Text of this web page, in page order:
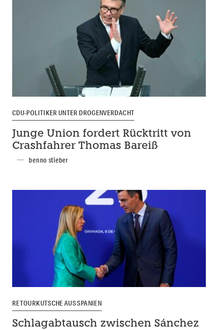
CDU-POLITIKER UNTER DROGENVERDACHT
Junge Union fordert Rücktritt von
Crashfahrer Thomas Bareiß
benno stieber
RETOURKUTSCHE AUS SPANIEN
Schlagabtausch zwischen Sánchez